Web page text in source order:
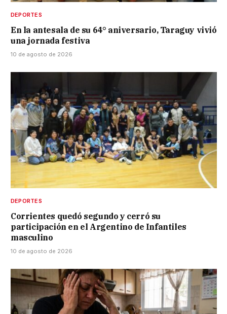
DEPORTES
En la antesala de su 64° aniversario, Taraguy vivió
una jornada festiva
10 de agosto de 2026
DEPORTES
Corrientes quedó segundo y cerró su
participación en el Argentino de Infantiles
masculino
10 de agosto de 2026